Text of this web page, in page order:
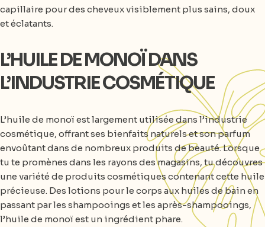
capillaire pour des cheveux visiblement plus sains, doux
et éclatants.
L’HUILE DE MONOÏ DANS
L’INDUSTRIE COSMÉTIQUE
L’huile de monoï est largement utilisée dans l’industrie
cosmétique, offrant ses bienfaits naturels et son parfum
envoûtant dans de nombreux produits de beauté. Lorsque
tu te promènes dans les rayons des magasins, tu découvres
une variété de produits cosmétiques contenant cette huile
précieuse. Des lotions pour le corps aux huiles de bain en
passant par les shampooings et les après-shampooings,
l’huile de monoï est un ingrédient phare.